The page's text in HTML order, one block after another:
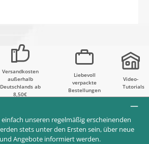
Versandkosten
außerhalb
Deutschlands ab
8,50€
Liebevoll
verpackte
Bestellungen
Video-
Tutorials
unseren regelmäßig erscheinenden
stets unter den Ersten sein, über neue
Angebote informiert werden.